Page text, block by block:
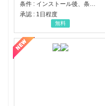
条件 : インストール後、条件達成
承認 : 1日程度
無料